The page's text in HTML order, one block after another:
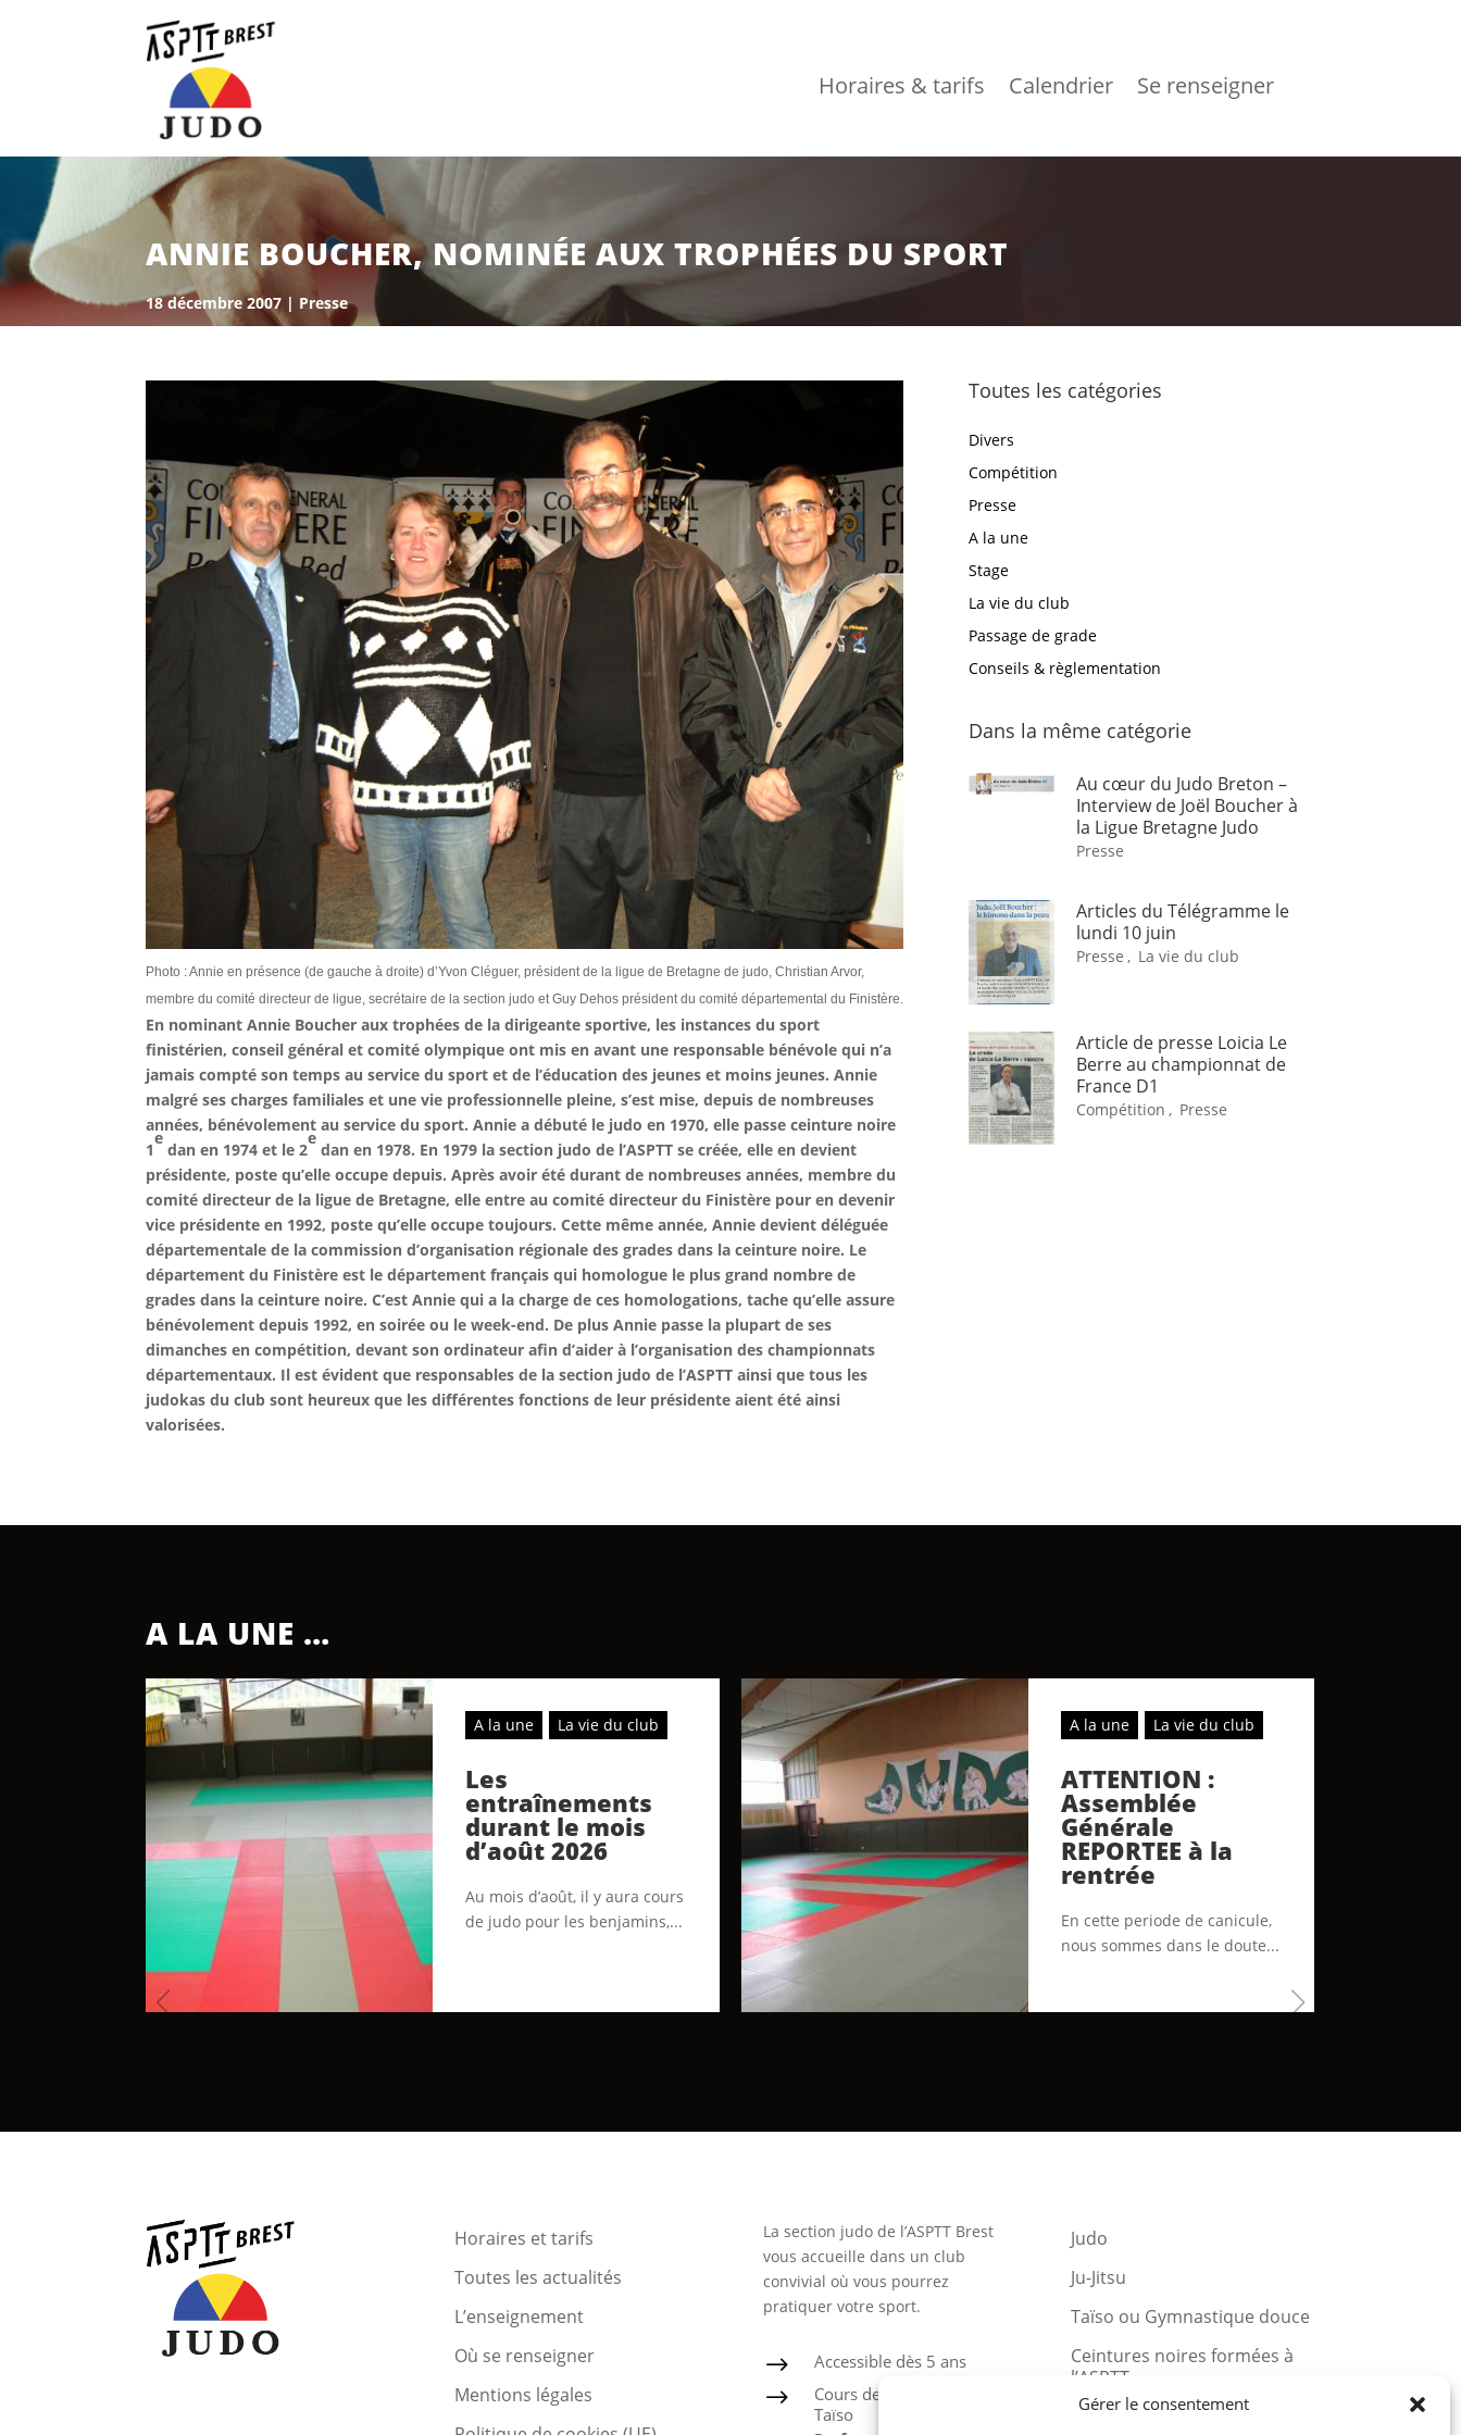
Gérer le consentement
Horaires & tarifs Calendrier Se renseigner
ANNIE BOUCHER, NOMINÉE AUX TROPHÉES DU SPORT
18 décembre 2007 | Presse
Photo : Annie en présence (de gauche à droite) d’Yvon Cléguer, président de la ligue de Bretagne de judo, Christian Arvor,
membre du comité directeur de ligue, secrétaire de la section judo et Guy Dehos président du comité départemental du Finistère.
En nominant Annie Boucher aux trophées de la dirigeante sportive, les instances du sport
finistérien, conseil général et comité olympique ont mis en avant une responsable bénévole qui n’a
jamais compté son temps au service du sport et de l’éducation des jeunes et moins jeunes. Annie
malgré ses charges familiales et une vie professionnelle pleine, s’est mise, depuis de nombreuses
années, bénévolement au service du sport. Annie a débuté le judo en 1970, elle passe ceinture noire
1
e
dan en 1974 et le 2
e
dan en 1978. En 1979 la section judo de l’ASPTT se créée, elle en devient
présidente, poste qu’elle occupe depuis. Après avoir été durant de nombreuses années, membre du
comité directeur de la ligue de Bretagne, elle entre au comité directeur du Finistère pour en devenir
vice présidente en 1992, poste qu’elle occupe toujours. Cette même année, Annie devient déléguée
départementale de la commission d’organisation régionale des grades dans la ceinture noire. Le
département du Finistère est le département français qui homologue le plus grand nombre de
grades dans la ceinture noire. C’est Annie qui a la charge de ces homologations, tache qu’elle assure
bénévolement depuis 1992, en soirée ou le week-end. De plus Annie passe la plupart de ses
dimanches en compétition, devant son ordinateur afin d’aider à l’organisation des championnats
départementaux. Il est évident que responsables de la section judo de l’ASPTT ainsi que tous les
judokas du club sont heureux que les différentes fonctions de leur présidente aient été ainsi
valorisées.
Toutes les catégories
Divers
Compétition
Presse
A la une
Stage
La vie du club
Passage de grade
Conseils & règlementation
Dans la même catégorie
Au cœur du Judo Breton –
Interview de Joël Boucher à
la Ligue Bretagne Judo
Presse
Articles du Télégramme le
lundi 10 juin
Presse , La vie du club
Article de presse Loicia Le
Berre au championnat de
France D1
Compétition , Presse
A LA UNE …
A la une La vie du club
Les
entraînements
durant le mois
d’août 2026
Au mois d’août, il y aura cours
de judo pour les benjamins,...
A la une La vie du club
ATTENTION :
Assemblée
Générale
REPORTEE à la
rentrée
En cette periode de canicule,
nous sommes dans le doute...
Horaires et tarifs
Toutes les actualités
L’enseignement
Où se renseigner
Mentions légales
La section judo de l’ASPTT Brest
vous accueille dans un club
convivial où vous pourrez
pratiquer votre sport.
$ Accessible dès 5 ans
$
Cours de Judo, Ju-Jitsu et
Taïso
Judo
Ju-Jitsu
Taïso ou Gymnastique douce
Ceintures noires formées à
l’ASPTT